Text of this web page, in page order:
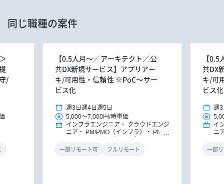
同じ職種の案件
/
【0.5人月～／アーキテクト／公
共DX新規サービス】アプリアー
キ/可用性・信頼性 ※PoC～サー
ビス化
週3日 週4日 週5日
5,000～7,000円/時単価
インフラエンジニア
クラウドエンジ
ニア
PM/PMO（インフラ）
PM/P
ラ）
ITコンサルタント
一部リモート可 フルリモート
【
共DX
キ/可
ビス化
週3
イ
ニ
ラ
一部